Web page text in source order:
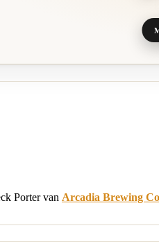
Porter van Arcadia Brewing